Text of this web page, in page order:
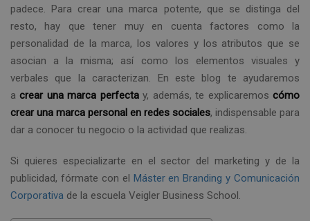
padece. Para crear una marca potente, que se distinga del
resto, hay que tener muy en cuenta factores como la
personalidad de la marca, los valores y los atributos que se
asocian a la misma; así como los elementos visuales y
verbales que la caracterizan. En este blog te ayudaremos
a crear una marca perfectay, además, te explicaremoscómo
crear una marca personal en redes sociales, indispensable para
dar a conocer tu negocio o la actividad que realizas.
Si quieres especializarte en el sector del marketing y de la
publicidad, fórmate con el Máster en Branding y Comunicación
Corporativa de la escuela Veigler Business School.